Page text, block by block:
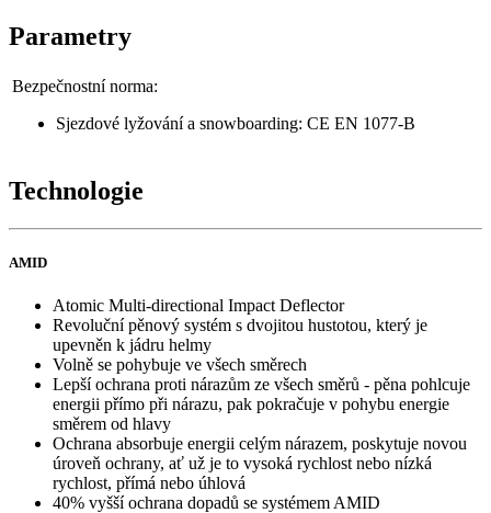
Parametry
Bezpečnostní norma:
Sjezdové lyžování a snowboarding: CE EN 1077-B
Technologie
AMID
Atomic Multi-directional Impact Deflector
Revoluční pěnový systém s dvojitou hustotou, který je
upevněn k jádru helmy
Volně se pohybuje ve všech směrech
Lepší ochrana proti nárazům ze všech směrů - pěna pohlcuje
energii přímo při nárazu, pak pokračuje v pohybu energie
směrem od hlavy
Ochrana absorbuje energii celým nárazem, poskytuje novou
úroveň ochrany, ať už je to vysoká rychlost nebo nízká
rychlost, přímá nebo úhlová
40% vyšší ochrana dopadů se systémem AMID